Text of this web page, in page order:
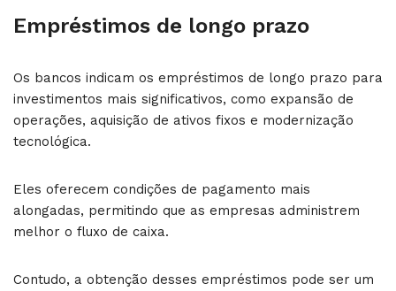
Empréstimos de longo prazo
Os bancos indicam os empréstimos de longo prazo para
investimentos mais significativos, como expansão de
operações, aquisição de ativos fixos e modernização
tecnológica.
Eles oferecem condições de pagamento mais
alongadas, permitindo que as empresas administrem
melhor o fluxo de caixa.
Contudo, a obtenção desses empréstimos pode ser um